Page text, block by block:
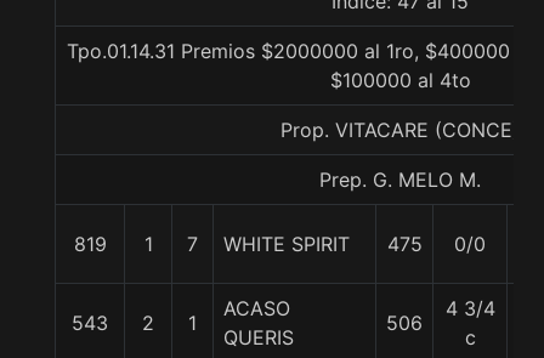
Tpo.01.14.31 Premios $2000000 al 1ro, $400000
$100000 al 4to
Prop. VITACARE (CONCE)
Prep. G. MELO M.
819 1 7 WHITE SPIRIT 475 0/0
543 2 1
ACASO
QUERIS
506
4 3/4
c